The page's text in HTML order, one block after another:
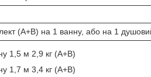
(А+B) на 1 ванну, або на 1
1,5 м 2,9 кг (А+B)
1,7 м 3,4 кг (A+B)